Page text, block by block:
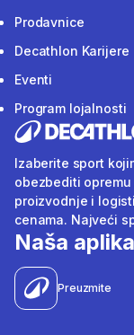
Prodavnice
Decathlon Karijere
Eventi
Program lojalnosti
Izaberite sport
obezbediti
proizvodnje i
cenama. Najveći
Naša
Preuzmite